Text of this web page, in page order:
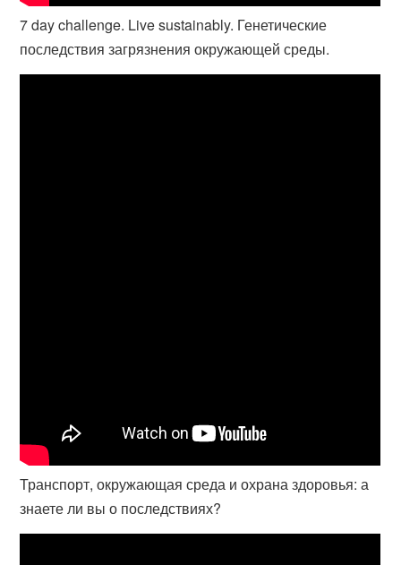
7 day challenge. Live sustainably. Генетические
последствия загрязнения окружающей среды.
Транспорт, окружающая среда и охрана здоровья: а
знаете ли вы о последствиях?